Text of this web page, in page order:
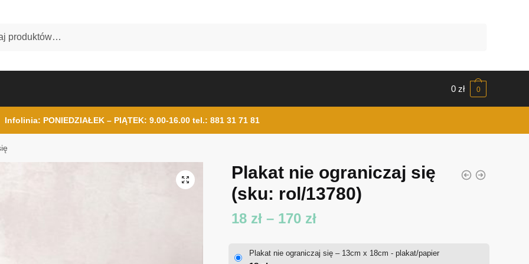
0 zł 0
Infolinia: PONIEDZIAŁEK – PIĄTEK: 9.00-16.00 tel.: 881 31 71 81
Plakat nie ograniczaj się
(sku: rol/13780)
18 zł – 170 złZakres
Plakat nie ograniczaj się – 13cm x 18cm - plakat/papier